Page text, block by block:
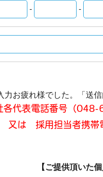
- -
力お疲れ様でした。 「送
各代表電話番号（
又は 採用担当者携帯
【ご提供頂いた